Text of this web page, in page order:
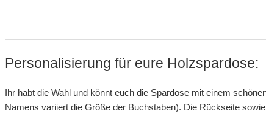
Personalisierung für eure Holzspardose:
Ihr habt die Wahl und könnt euch die Spardose mit einem
Namens variiert die Größe der Buchstaben). Die Rückseite